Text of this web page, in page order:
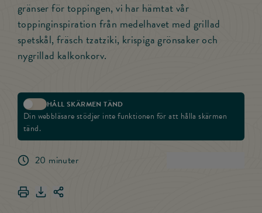
gränser för toppingen, vi har hämtat vår
toppinginspiration från medelhavet med grillad
spetskål, fräsch tzatziki, krispiga grönsaker och
nygrillad kalkonkorv.
Aktivera skärmlås
HÅLL SKÄRMEN TÄND
Din webbläsare stödjer inte funktionen för att hålla skärmen
tänd.
20 minuter
Skriv ut Flatbread med grillad spetskål, kalkonbratwurst och
Ladda ner Flatbread med grillad spetskål,
Dela länken för Flatbread med grillad spetskål,